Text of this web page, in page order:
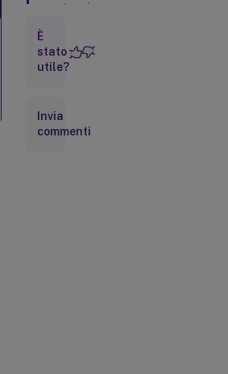
spostare i
È
stato
utile?
Invia
commenti